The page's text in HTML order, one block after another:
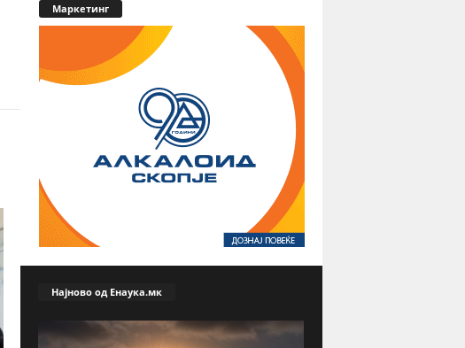
Маркетинг
Најново од Енаука.мк